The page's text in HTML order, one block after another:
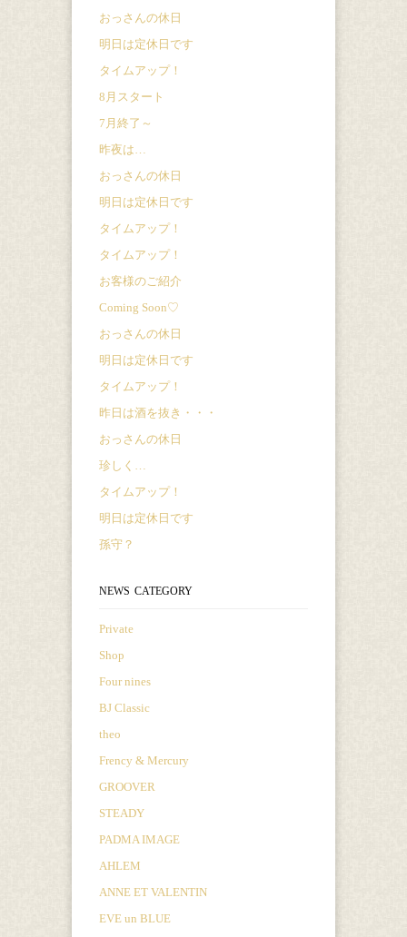
おっさんの休日
明日は定休日です
タイムアップ！
8月スタート
7月終了～
昨夜は…
おっさんの休日
明日は定休日です
タイムアップ！
タイムアップ！
お客様のご紹介
Coming Soon♡
おっさんの休日
明日は定休日です
タイムアップ！
昨日は酒を抜き・・・
おっさんの休日
珍しく…
タイムアップ！
明日は定休日です
孫守？
NEWS CATEGORY
Private
Shop
Four nines
BJ Classic
theo
Frency & Mercury
GROOVER
STEADY
PADMA IMAGE
AHLEM
ANNE ET VALENTIN
EVE un BLUE